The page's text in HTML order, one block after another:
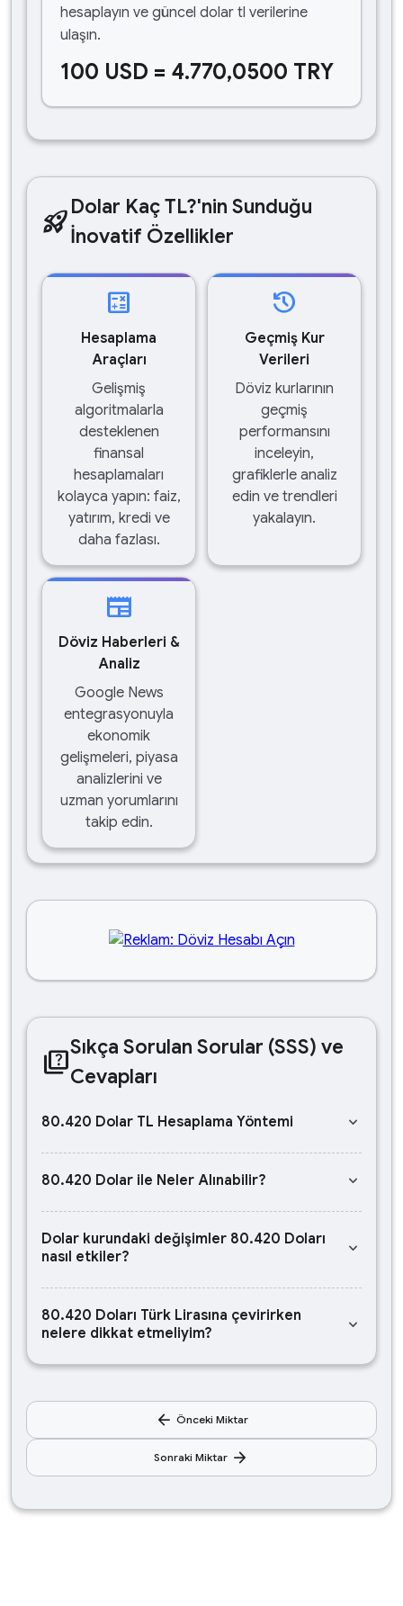
hesaplayın ve güncel dolar tl verilerine
ulaşın.
100 USD = 4.770,0500 TRY
rocket_launchDolar Kaç TL?'nin Sunduğu
İnovatif Özellikler
calculate
Hesaplama
Araçları
Gelişmiş
algoritmalarla
desteklenen
finansal
hesaplamaları
kolayca yapın: faiz,
yatırım, kredi ve
daha fazlası.
history
Geçmiş Kur
Verileri
Döviz kurlarının
geçmiş
performansını
inceleyin,
grafiklerle analiz
edin ve trendleri
yakalayın.
newspaper
Döviz Haberleri &
Analiz
Google News
entegrasyonuyla
ekonomik
gelişmeleri, piyasa
analizlerini ve
uzman yorumlarını
takip edin.
quizSıkça Sorulan Sorular (SSS) ve
Cevapları
80.420 Dolar TL Hesaplama Yöntemi keyboard_arrow_down
80.420 Dolar ile Neler Alınabilir? keyboard_arrow_down
Dolar kurundaki değişimler 80.420 Doları
nasıl etkiler?
keyboard_arrow_down
80.420 Doları Türk Lirasına çevirirken
nelere dikkat etmeliyim?
keyboard_arrow_down
arrow_back Önceki Miktar
Sonraki Miktar arrow_forward